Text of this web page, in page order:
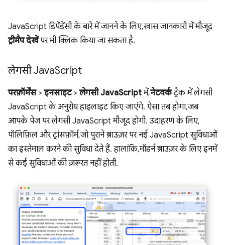
JavaScript डिपेंडेंसी के बारे में जानने के लिए, खास जानकारी में मौजूद
ट्रीमैप देखेंपर भी क्लिक किया जा सकता है.
लेगसी JavaScript
परफ़ॉर्मेंस>इनसाइट>लेगसी JavaScriptमें,नेटवर्कट्रैक में लेगसी
JavaScript के अनुरोध हाइलाइट किए जाएंगे. ऐसा तब होगा, जब
आपके पेज पर लेगसी JavaScript मौजूद होगी. उदाहरण के लिए,
पॉलिफ़िल और ट्रांसफ़ॉर्म, जो पुराने ब्राउज़र पर नई JavaScript सुविधाओं
का इस्तेमाल करने की सुविधा देते हैं. हालांकि, मॉडर्न ब्राउज़र के लिए इनमें
से कई सुविधाओं की ज़रूरत नहीं होती.